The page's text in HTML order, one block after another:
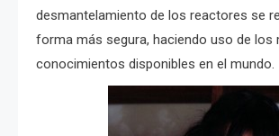
desmantelamiento de los reactores se
forma más segura, haciendo uso de los
conocimientos disponibles en el mundo.